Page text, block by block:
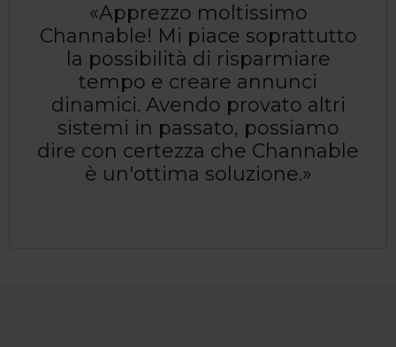
Apprezzo moltissimo
Channable! Mi piace soprattutto
la possibilità di risparmiare
tempo e creare annunci
dinamici. Avendo provato altri
sistemi in passato, possiamo
dire con certezza che Channable
è un'ottima soluzione.